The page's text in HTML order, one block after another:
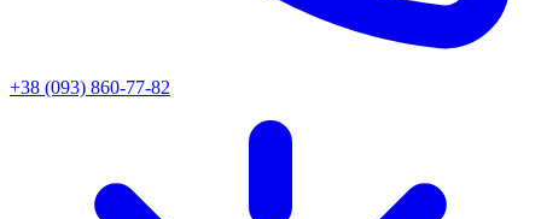
+38 (093) 860-77-82